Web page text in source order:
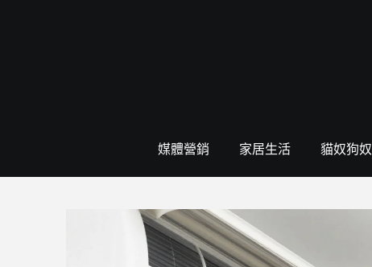
媒體營銷 家居生活 貓奴狗奴